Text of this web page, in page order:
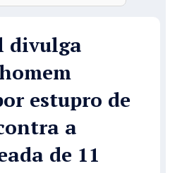
divulga
estupro de
a
de 11